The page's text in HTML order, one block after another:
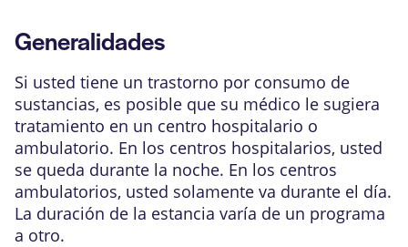
Generalidades
Si usted tiene un trastorno por consumo de
sustancias, es posible que su médico le sugiera
tratamiento en un centro hospitalario o
ambulatorio. En los centros hospitalarios, usted
se queda durante la noche. En los centros
ambulatorios, usted solamente va durante el día.
La duración de la estancia varía de un programa
a otro.